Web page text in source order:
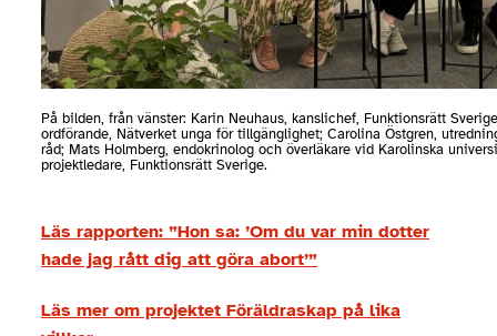
På bilden, från vänster: Karin Neuhaus, kanslichef, Funktionsrätt
ordförande, Nätverket unga för tillgänglighet; Carolina Östgren,
råd; Mats Holmberg, endokrinolog och överläkare vid Karolinska
projektledare, Funktionsrätt Sverige.
Läs rapporten: ”Hon sa: ’Om du var min dotter
hade jag rått dig att göra abort’”
Läs mer om projektet Föräldraskap på lika